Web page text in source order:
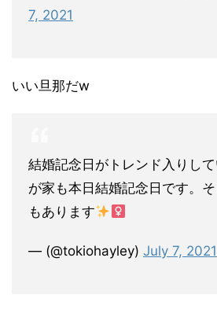
7, 2021
いい旦那だw
結婚記念日がトレンド入りし
が家も本日結婚記念日です。
もあります
— (@tokiohayley) July 7, 2021